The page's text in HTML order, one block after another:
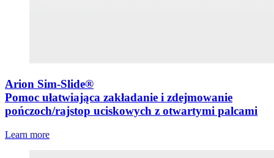
Arion Sim-Slide®
Pomoc ułatwiająca zakładanie i zdejmowanie
pończoch/rajstop uciskowych z otwartymi palcami
Learn more